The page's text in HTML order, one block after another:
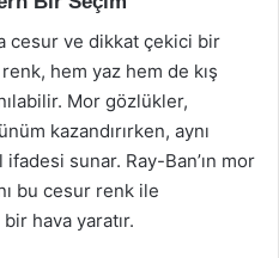
cesur ve dikkat çekici bir
hem yaz hem de kış
Mor gözlükler,
kazandırırken, aynı
sunar. Ray-Ban’ın mor
bu cesur renk ile
hava yaratır.